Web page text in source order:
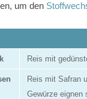
um den
Reis mit
Reis mit Safran
Gewürze eignen